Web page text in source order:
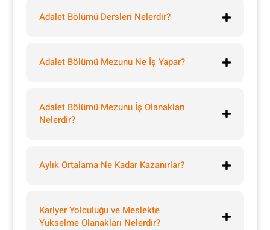
Adalet Bölümü Dersleri Nelerdir?
Adalet Bölümü Mezunu Ne İş Yapar?
Adalet Bölümü Mezunu İş Olanakları
Nelerdir?
Aylık Ortalama Ne Kadar Kazanırlar?
Kariyer Yolculuğu ve Meslekte
Yükselme Olanakları Nelerdir?